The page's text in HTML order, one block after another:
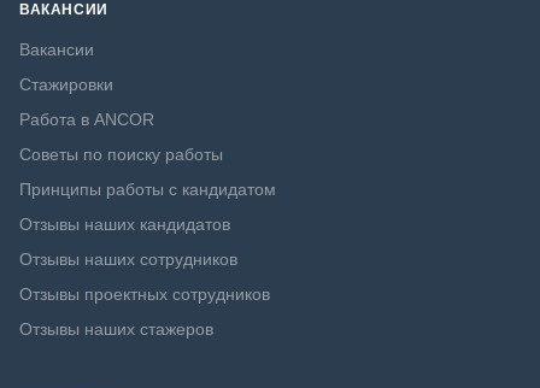
ВАКАНСИИ
Вакансии
Стажировки
Работа в ANCOR
Советы по поиску работы
Принципы работы с кандидатом
Отзывы наших кандидатов
Отзывы наших сотрудников
Отзывы проектных сотрудников
Отзывы наших стажеров